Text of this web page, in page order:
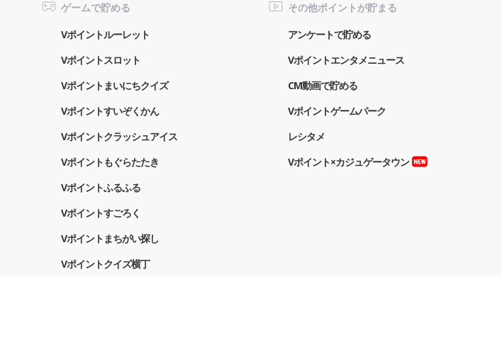
ゲームで貯める
Vポイントルーレット
Vポイントスロット
Vポイントまいにちクイズ
Vポイントすいぞくかん
Vポイントクラッシュアイス
Vポイントもぐらたたき
Vポイントふるふる
Vポイントすごろく
Vポイントまちがい探し
Vポイントクイズ横丁
その他ポイントが貯まる
アンケートで貯める
Vポイントエンタメニュース
CM動画で貯める
Vポイントゲームパーク
レシタメ
Vポイント×カジュゲータウン